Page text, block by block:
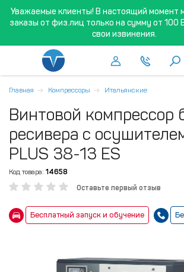
Уважаемые клиенты! В настоящий момент
заказы от физ.лиц только на сумму от 100
свои извинения.
Главная Компрессоры Итальянские
Винтовой компрессор
ресивера с
PLUS 38-13 ES
Код товара: 14658
Оставьте первый отзыв
Бесплатный запуск и обучение